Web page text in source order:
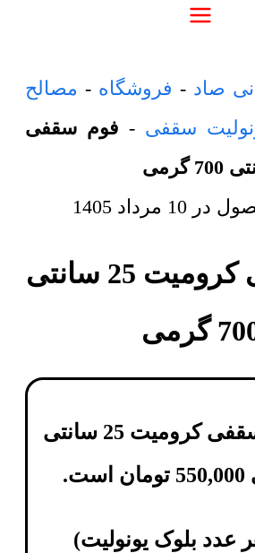
صاد - فروشگاه - مصالح
سقفی - فوم سقفی
در 10 مرداد 1405
فوم سقفی کرومیت 25 سانتی
گرمی
قیمت فوم سقفی کرومیت 25 سانتی
550,000 تومان است.
عدد بلوک یونولیت)